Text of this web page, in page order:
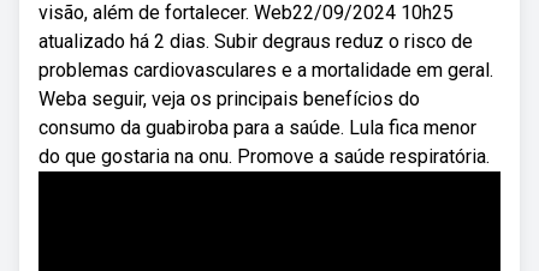
visão, além de fortalecer. Web22/09/2024 10h25
atualizado há 2 dias. Subir degraus reduz o risco de
problemas cardiovasculares e a mortalidade em geral.
Weba seguir, veja os principais benefícios do
consumo da guabiroba para a saúde. Lula fica menor
do que gostaria na onu. Promove a saúde respiratória.